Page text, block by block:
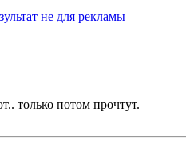
не для рекламы
только потом прочтут.